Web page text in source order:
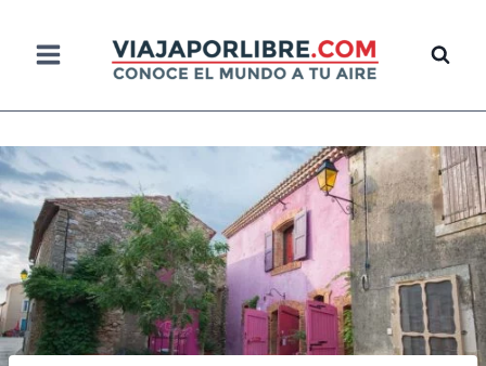
contenido